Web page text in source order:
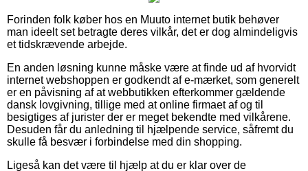
Forinden folk køber hos en Muuto internet butik behøver
man ideelt set betragte deres vilkår, det er dog almindeligvis
et tidskrævende arbejde.
En anden løsning kunne måske være at finde ud af hvorvidt
internet webshoppen er godkendt af e-mærket, som generelt
er en påvisning af at webbutikken efterkommer gældende
dansk lovgivning, tillige med at online firmaet af og til
besigtiges af jurister der er meget bekendte med vilkårene.
Desuden får du anledning til hjælpende service, såfremt du
skulle få besvær i forbindelse med din shopping.
Ligeså kan det være til hjælp at du er klar over de